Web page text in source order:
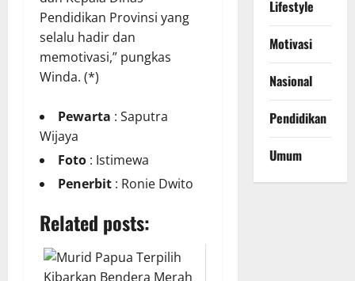
Pendidikan Provinsi yang
selalu hadir dan
memotivasi,” pungkas
Winda. (*)
Pewarta : Saputra
Wijaya
Foto : Istimewa
Penerbit : Ronie Dwito
Related posts:
Lifestyle
Motivasi
Nasional
Pendidikan
Umum